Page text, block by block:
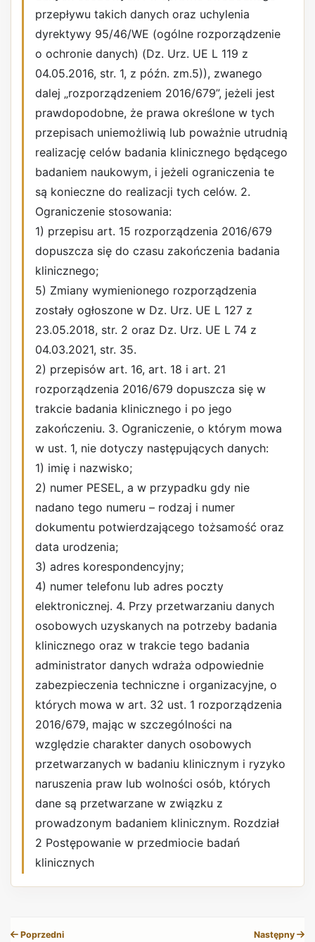
przepływu takich danych oraz uchylenia
dyrektywy 95/46/WE (ogólne rozporządzenie
o ochronie danych) (Dz. Urz. UE L 119 z
04.05.2016, str. 1, z późn. zm.5)), zwanego
dalej „rozporządzeniem 2016/679”, jeżeli jest
prawdopodobne, że prawa określone w tych
przepisach uniemożliwią lub poważnie utrudnią
realizację celów badania klinicznego będącego
badaniem naukowym, i jeżeli ograniczenia te
są konieczne do realizacji tych celów. 2.
Ograniczenie stosowania:
1) przepisu art. 15 rozporządzenia 2016/679
dopuszcza się do czasu zakończenia badania
klinicznego;
5) Zmiany wymienionego rozporządzenia
zostały ogłoszone w Dz. Urz. UE L 127 z
23.05.2018, str. 2 oraz Dz. Urz. UE L 74 z
04.03.2021, str. 35.
2) przepisów art. 16, art. 18 i art. 21
rozporządzenia 2016/679 dopuszcza się w
trakcie badania klinicznego i po jego
zakończeniu. 3. Ograniczenie, o którym mowa
w ust. 1, nie dotyczy następujących danych:
1) imię i nazwisko;
2) numer PESEL, a w przypadku gdy nie
nadano tego numeru – rodzaj i numer
dokumentu potwierdzającego tożsamość oraz
data urodzenia;
3) adres korespondencyjny;
4) numer telefonu lub adres poczty
elektronicznej. 4. Przy przetwarzaniu danych
osobowych uzyskanych na potrzeby badania
klinicznego oraz w trakcie tego badania
administrator danych wdraża odpowiednie
zabezpieczenia techniczne i organizacyjne, o
których mowa w art. 32 ust. 1 rozporządzenia
2016/679, mając w szczególności na
względzie charakter danych osobowych
przetwarzanych w badaniu klinicznym i ryzyko
naruszenia praw lub wolności osób, których
dane są przetwarzane w związku z
prowadzonym badaniem klinicznym. Rozdział
2 Postępowanie w przedmiocie badań
klinicznych
Poprzedni Następny